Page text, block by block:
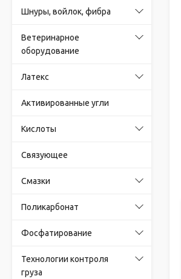
Шнуры, войлок, фибра
Ветеринарное
оборудование
Латекс
Активированные угли
Кислоты
Связующее
Смазки
Поликарбонат
Фосфатирование
Технологии контроля
груза